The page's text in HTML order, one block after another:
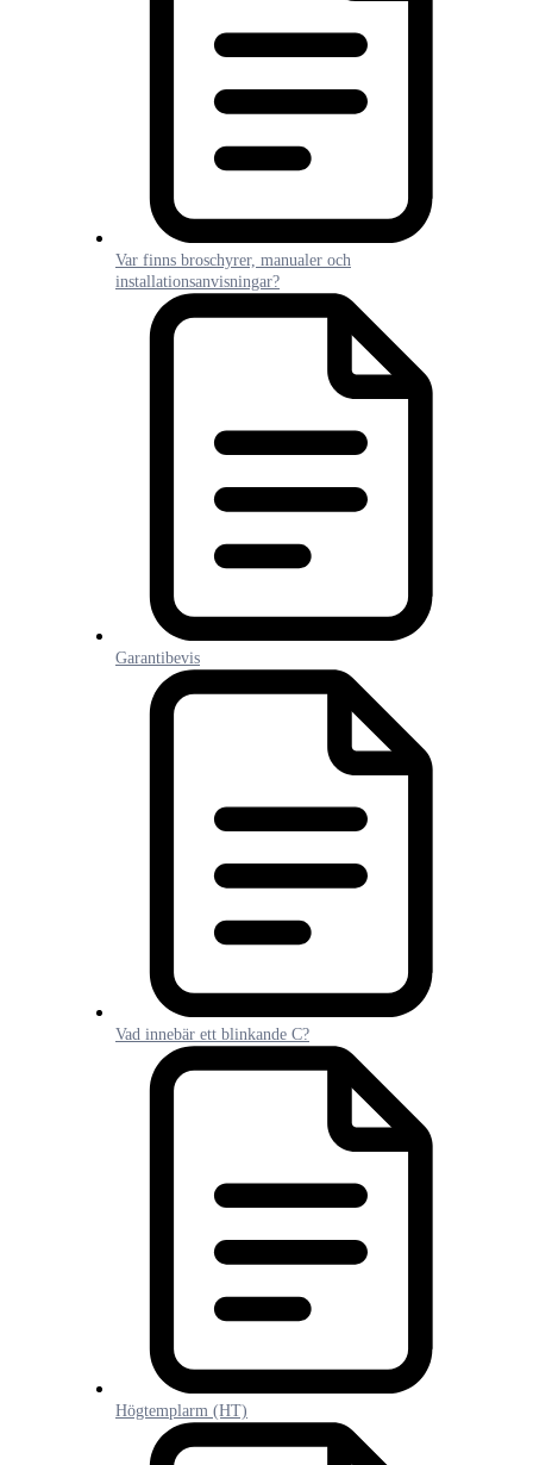
Var finns broschyrer, manualer och
installationsanvisningar?
Garantibevis
Vad innebär ett blinkande C?
Högtemplarm (HT)